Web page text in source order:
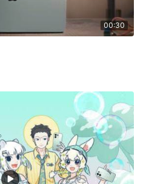
00:30